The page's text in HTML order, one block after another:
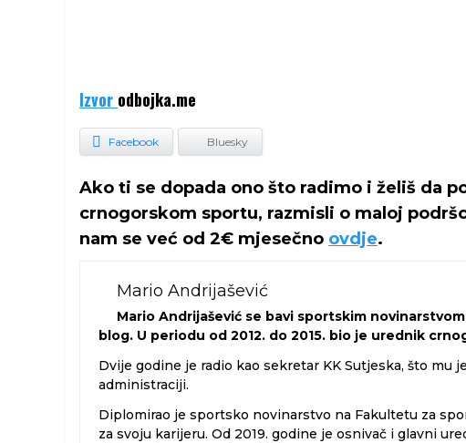
Izvor odbojka.me
Facebook Bluesky
Ako ti se dopada ono što radimo i želiš da
crnogorskom sportu, razmisli o maloj
nam se već od 2€ mjesečno ovdje.
Mario Andrijašević
Mario Andrijašević se bavi sportskim
blog. U periodu od 2012. do 2015. bio je urednik
Dvije godine je radio kao sekretar KK Sutjeska, što
administraciji.
Diplomirao je sportsko novinarstvo na Fakultetu za
za svoju karijeru. Od 2019. godine je osnivač i glavni